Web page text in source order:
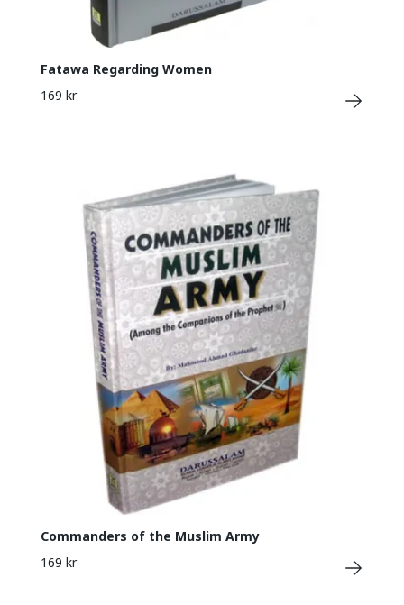
Fatawa Regarding Women
169 kr
Commanders of the Muslim Army
169 kr